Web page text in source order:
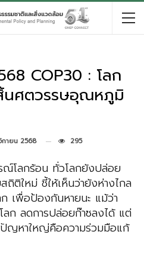
COP30 : โลก
นศตวรรษอุณหภูมิ
ายน 2568 295
ณ์โลกร้อน ทั่วโลกยังปล่อย
ติใหม่ ชี้ให้เห็นว่ายังห่างไกล
เพื่อป้องกันหายนะ แม้ว่า
ก ลดการปล่อยก๊าซลงได้ แต่
ญหาใหญ่คือความร่วมมือแก้